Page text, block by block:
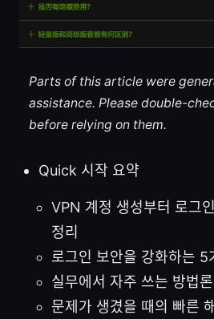
Parts of this article were
assistance. Please double-
before relying on them.
Quick 시작 요약
VPN 계정 생성부터 로그
정리
로그인 보안을 강화하는 5
실무에서 자주 쓰는 방법
문제가 생겼을 때의 빠른